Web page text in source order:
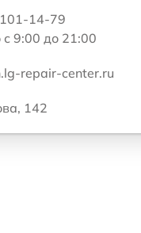
14-79
9:00 до 21:00
repair-center.ru
142